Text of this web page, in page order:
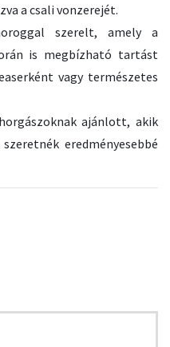
a csali vonzerejét.
szerelt, amely a
is megbízható tartást
vagy természetes
ajánlott, akik
eredményesebbé